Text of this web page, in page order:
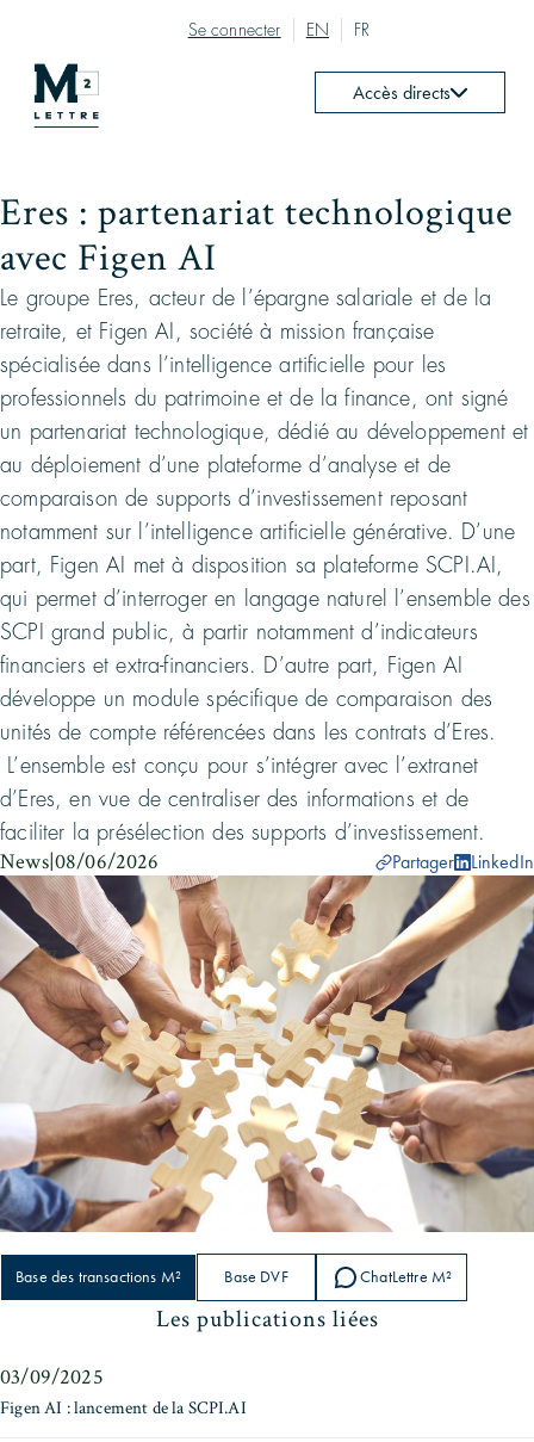
Se connecter EN FR
Accès directs
Eres : partenariat technologique
avec Figen AI
Le groupe Eres, acteur de l’épargne salariale et de la
retraite, et Figen AI, société à mission française
spécialisée dans l’intelligence artificielle pour les
professionnels du patrimoine et de la finance, ont signé
un partenariat technologique, dédié au développement et
au déploiement d’une plateforme d’analyse et de
comparaison de supports d’investissement reposant
notamment sur l’intelligence artificielle générative. D’une
part, Figen AI met à disposition sa plateforme SCPI.AI,
qui permet d’interroger en langage naturel l’ensemble des
SCPI grand public, à partir notamment d’indicateurs
financiers et extra-financiers. D’autre part, Figen AI
développe un module spécifique de comparaison des
unités de compte référencées dans les contrats d’Eres.
L’ensemble est conçu pour s’intégrer avec l’extranet
d’Eres, en vue de centraliser des informations et de
faciliter la présélection des supports d’investissement.
News|08/06/2026 Partager LinkedIn
Base des transactions M² Base DVF ChatLettre M²
Les publications liées
03/09/2025
Figen AI : lancement de la SCPI.AI